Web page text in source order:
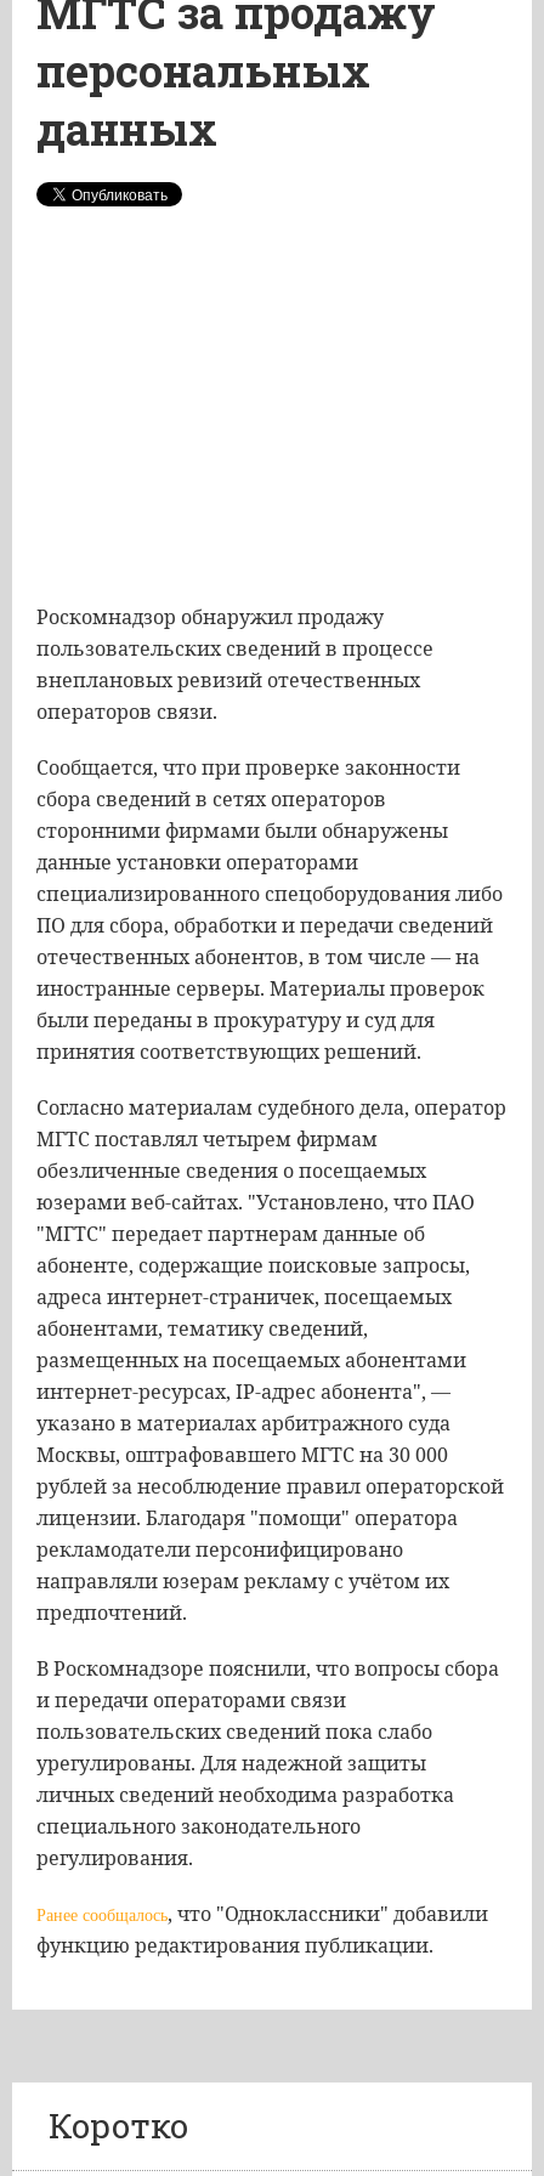
МГТС за продажу
персональных
данных
Роскомнадзор обнаружил продажу
пользовательских сведений в процессе
внеплановых ревизий отечественных
операторов связи.
Сообщается, что при проверке законности
сбора сведений в сетях операторов
сторонними фирмами были обнаружены
данные установки операторами
специализированного спецоборудования либо
ПО для сбора, обработки и передачи сведений
отечественных абонентов, в том числе — на
иностранные серверы. Материалы проверок
были переданы в прокуратуру и суд для
принятия соответствующих решений.
Согласно материалам судебного дела, оператор
МГТС поставлял четырем фирмам
обезличенные сведения о посещаемых
юзерами веб-сайтах. "Установлено, что ПАО
"МГТС" передает партнерам данные об
абоненте, содержащие поисковые запросы,
адреса интернет-страничек, посещаемых
абонентами, тематику сведений,
размещенных на посещаемых абонентами
интернет-ресурсах, IP-адрес абонента", —
указано в материалах арбитражного суда
Москвы, оштрафовавшего МГТС на 30 000
рублей за несоблюдение правил операторской
лицензии. Благодаря "помощи" оператора
рекламодатели персонифицировано
направляли юзерам рекламу с учётом их
предпочтений.
В Роскомнадзоре пояснили, что вопросы сбора
и передачи операторами связи
пользовательских сведений пока слабо
урегулированы. Для надежной защиты
личных сведений необходима разработка
специального законодательного
регулирования.
Ранее сообщалось, что "Одноклассники" добавили
функцию редактирования публикации.
Коротко